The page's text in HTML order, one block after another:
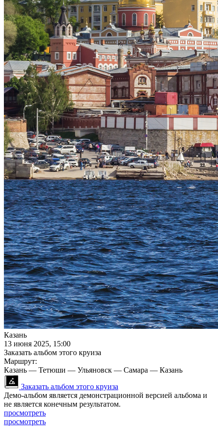
Казань
13 июня 2025, 15:00
Заказать альбом этого круиза
Маршрут:
Казань — Тетюши — Ульяновск — Самара — Казань
Заказать альбом этого круиза
Демо-альбом является демонстрационной версией альбома и
не является конечным результатом.
просмотреть
просмотреть